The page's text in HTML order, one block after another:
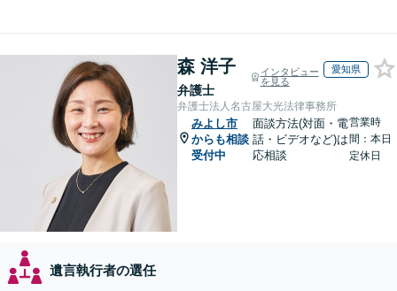
森 洋子
弁護士
インタビュー
を見る
愛知県
弁護士法人名古屋大光法律事務所
みよし市
からも相談
受付中
面談方法(対面・電
話・ビデオなど)は
応相談
営業時
間：本日
定休日
遺言執行者の選任